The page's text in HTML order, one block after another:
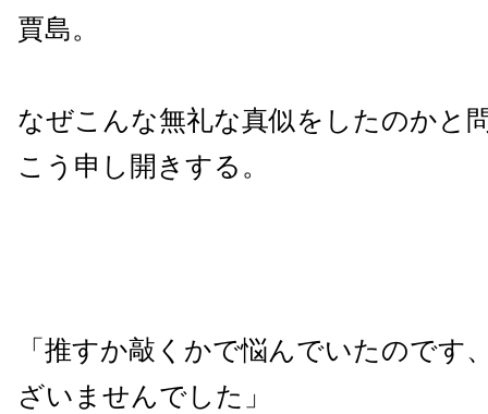
賈島。
なぜこんな無礼な真似をしたのかと
こう申し開きする。
「推すか敲くかで悩んでいたのです
ざいませんでした」